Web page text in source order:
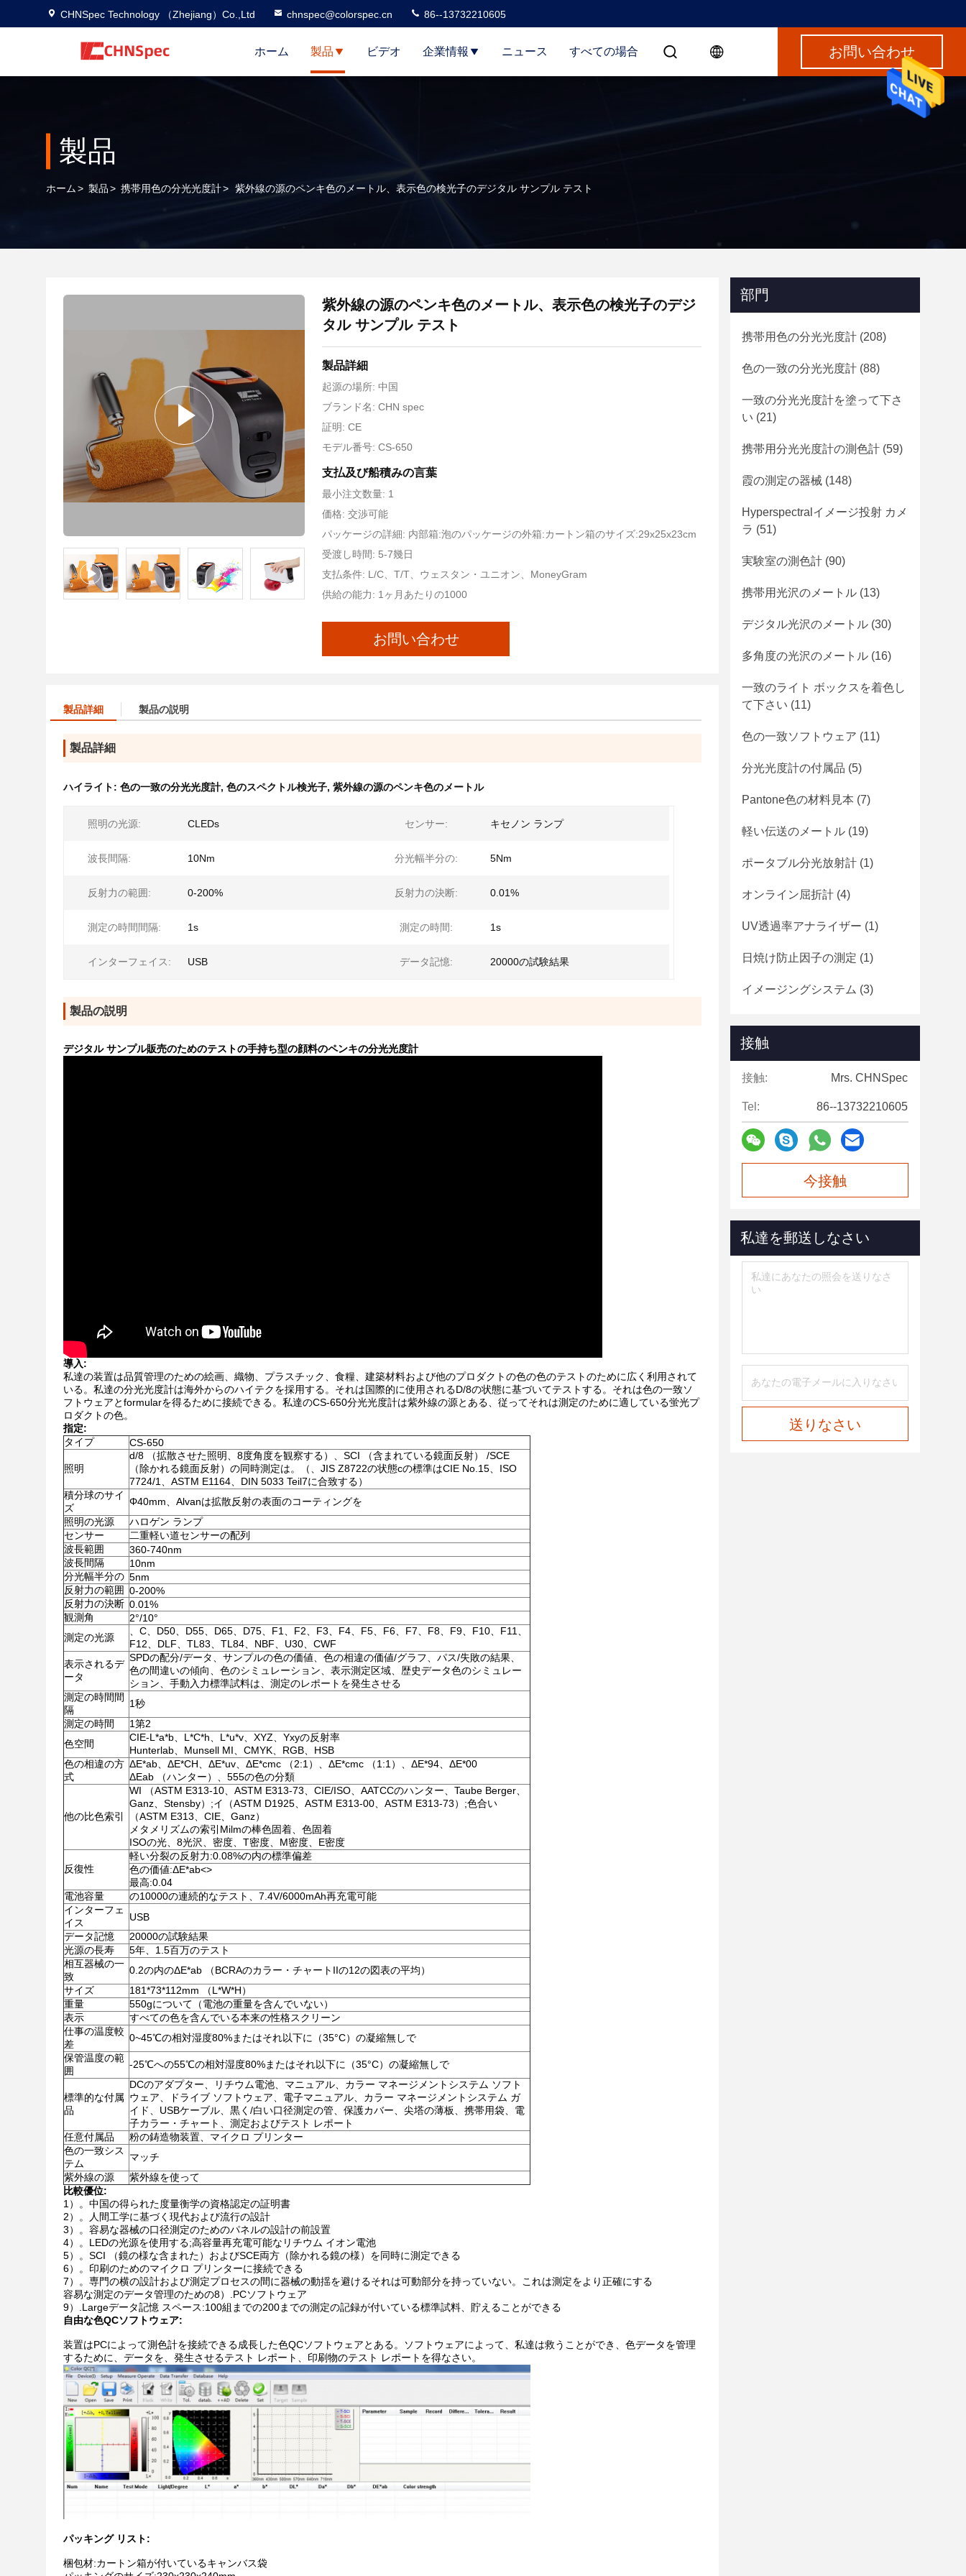
CHNSpec Technology （Zhejiang）Co.,Ltd chnspec@colorspec.cn 86--13732210605
ホーム 製品 ビデオ 企業情報 ニュース すべての場合 お問い合わせ
製品
ホーム> 製品> 携帯用色の分光光度計> 紫外線の源のペンキ色のメートル、表示色の検光子のデジタル サンプル テスト
紫外線の源のペンキ色のメートル、表示色の検光子のデジ
タル サンプル テスト
製品詳細
起源の場所: 中国
ブランド名: CHN spec
証明: CE
モデル番号: CS-650
支払及び船積みの言葉
最小注文数量: 1
価格: 交渉可能
パッケージの詳細: 内部箱:泡のパッケージの外箱:カートン箱のサイズ:29x25x23cm
受渡し時間: 5-7幾日
支払条件: L/C、T/T、ウェスタン・ユニオン、MoneyGram
供給の能力: 1ヶ月あたりの1000
お問い合わせ
製品詳細 製品の説明
製品詳細
ハイライト: 色の一致の分光光度計, 色のスペクトル検光子, 紫外線の源のペンキ色のメートル
照明の光源: CLEDs センサー: キセノン ランプ
波長間隔: 10Nm 分光幅半分の: 5Nm
反射力の範囲: 0-200% 反射力の決断: 0.01%
測定の時間間隔: 1s 測定の時間: 1s
インターフェイス: USB データ記憶: 20000の試験結果
製品の説明
デジタル サンプル販売のためのテストの手持ち型の顔料のペンキの分光光度計
導入:
私達の装置は品質管理のための絵画、織物、プラスチック、食糧、建築材料および他のプロダクトの色の色のテストのために広く利用されて
いる。私達の分光光度計は海外からのハイテクを採用する。それは国際的に使用されるD/8の状態に基づいてテストする。それは色の一致ソ
フトウェアとformularを得るために接続できる。私達のCS-650分光光度計は紫外線の源とある、従ってそれは測定のために適している蛍光プ
ロダクトの色。
指定:
タイプ
CS-650
照明
d/8 （拡散させた照明、8度角度を観察する）、SCI （含まれている鏡面反射） /SCE
（除かれる鏡面反射）の同時測定は。（、JIS Z8722の状態cの標準はCIE No.15、ISO
7724/1、ASTM E1164、DIN 5033 Teil7に合致する）
積分球のサイ
ズ
Φ40mm、Alvanは拡散反射の表面のコーティングを
照明の光源
ハロゲン ランプ
センサー
二重軽い道センサーの配列
波長範囲
360-740nm
波長間隔
10nm
分光幅半分の 5nm
反射力の範囲 0-200%
反射力の決断 0.01%
観測角
2°/10°
測定の光源
、C、D50、D55、D65、D75、F1、F2、F3、F4、F5、F6、F7、F8、F9、F10、F11、
F12、DLF、TL83、TL84、NBF、U30、CWF
表示されるデ
ータ
SPDの配分/データ、サンプルの色の価値、色の相違の価値/グラフ、パス/失敗の結果、
色の間違いの傾向、色のシミュレーション、表示測定区域、歴史データ色のシミュレー
ション、手動入力標準試料は、測定のレポートを発生させる
測定の時間間
隔
1秒
測定の時間
1第2
色空間
CIE-L*a*b、L*C*h、L*u*v、XYZ、Yxyの反射率
Hunterlab、Munsell MI、CMYK、RGB、HSB
色の相違の方
式
ΔE*ab、ΔE*CH、ΔE*uv、ΔE*cmc （2:1）、ΔE*cmc （1:1）、ΔE*94、ΔE*00
ΔEab （ハンター）、555の色の分類
他の比色索引
WI （ASTM E313-10、ASTM E313-73、CIE/ISO、AATCCのハンター、Taube Berger、
Ganz、Stensby）;イ（ASTM D1925、ASTM E313-00、ASTM E313-73）;色合い
（ASTM E313、CIE、Ganz）
メタメリズムの索引Milmの棒色固着、色固着
ISOの光、8光沢、密度、T密度、M密度、E密度
反復性
軽い分裂の反射力:0.08%の内の標準偏差
色の価値:ΔE*ab<>
最高:0.04
電池容量
の10000の連続的なテスト、7.4V/6000mAh再充電可能
インターフェ
イス
USB
データ記憶
20000の試験結果
光源の長寿
5年、1.5百万のテスト
相互器械の一
致
0.2の内のΔE*ab （BCRAのカラー・チャートIIの12の図表の平均）
サイズ
181*73*112mm （L*W*H）
重量
550gについて（電池の重量を含んでいない）
表示
すべての色を含んでいる本来の性格スクリーン
仕事の温度較
差
0~45℃の相対湿度80%またはそれ以下に（35°C）の凝縮無しで
保管温度の範
囲
-25℃への55℃の相対湿度80%またはそれ以下に（35°C）の凝縮無しで
標準的な付属
品
DCのアダプター、リチウム電池、マニュアル、カラー マネージメントシステム ソフト
ウェア、ドライブ ソフトウェア、電子マニュアル、カラー マネージメントシステム ガ
イド、USBケーブル、黒く/白い口径測定の管、保護カバー、尖塔の薄板、携帯用袋、電
子カラー・チャート、測定およびテスト レポート
任意付属品
粉の鋳造物装置、マイクロ プリンター
色の一致シス
テム
マッチ
紫外線の源
紫外線を使って
比較優位:
1）。中国の得られた度量衡学の資格認定の証明書
2）。人間工学に基づく現代および流行の設計
3）。容易な器械の口径測定のためのパネルの設計の前設置
4）。LEDの光源を使用する;高容量再充電可能なリチウム イオン電池
5）。SCI （鏡の様な含まれた）およびSCE両方（除かれる鏡の様）を同時に測定できる
6）。印刷のためのマイクロ プリンターに接続できる
7）。専門の横の設計および測定プロセスの間に器械の動揺を避けるそれは可動部分を持っていない。これは測定をより正確にする
容易な測定のデータ管理のための8）.PCソフトウェア
9）.Largeデータ記憶 スペース:100組までの200までの測定の記録が付いている標準試料、貯えることができる
自由な色QCソフトウェア:
装置はPCによって測色計を接続できる成長した色QCソフトウェアとある。ソフトウェアによって、私達は救うことができ、色データを管理
するために、データを、発生させるテスト レポート、印刷物のテスト レポートを得なさい。
パッキング リスト:
梱包材:カートン箱が付いているキャンバス袋
部門
携帯用色の分光光度計 (208)
色の一致の分光光度計 (88)
一致の分光光度計を塗って下さ
い (21)
携帯用分光光度計の測色計 (59)
霞の測定の器械 (148)
Hyperspectralイメージ投射 カメ
ラ (51)
実験室の測色計 (90)
携帯用光沢のメートル (13)
デジタル光沢のメートル (30)
多角度の光沢のメートル (16)
一致のライト ボックスを着色し
て下さい (11)
色の一致ソフトウェア (11)
分光光度計の付属品 (5)
Pantone色の材料見本 (7)
軽い伝送のメートル (19)
ポータブル分光放射計 (1)
オンライン屈折計 (4)
UV透過率アナライザー (1)
日焼け防止因子の測定 (1)
イメージングシステム (3)
接触
接触: Mrs. CHNSpec
Tel: 86--13732210605
今接触
私達を郵送しなさい
送りなさい